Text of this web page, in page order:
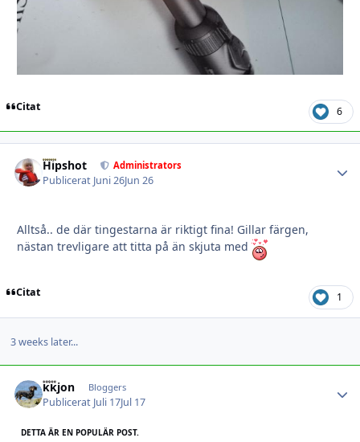
Citat 6
Hipshot Administrators
Publicerat Juni 26Jun 26
Alltså.. de där tingestarna är riktigt fina! Gillar färgen,
nästan trevligare att titta på än skjuta med
Citat 1
3 weeks later...
kkjon Bloggers
Publicerat Juli 17Jul 17
DETTA ÄR EN POPULÄR POST.